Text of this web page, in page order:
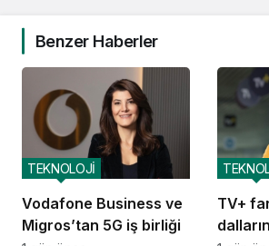
Benzer Haberler
Vodafone Business ve
Migros’tan 5G iş birliği
TEKNOLOJİ
TV+